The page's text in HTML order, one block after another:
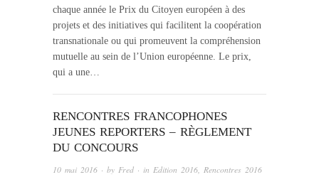
chaque année le Prix du Citoyen européen à des
projets et des initiatives qui facilitent la coopération
transnationale ou qui promeuvent la compréhension
mutuelle au sein de l’Union européenne. Le prix,
qui a une…
RENCONTRES FRANCOPHONES
JEUNES REPORTERS – RÈGLEMENT
DU CONCOURS
10 mai 2016 · by Fred · in Edition 2016 Rencontres 2016